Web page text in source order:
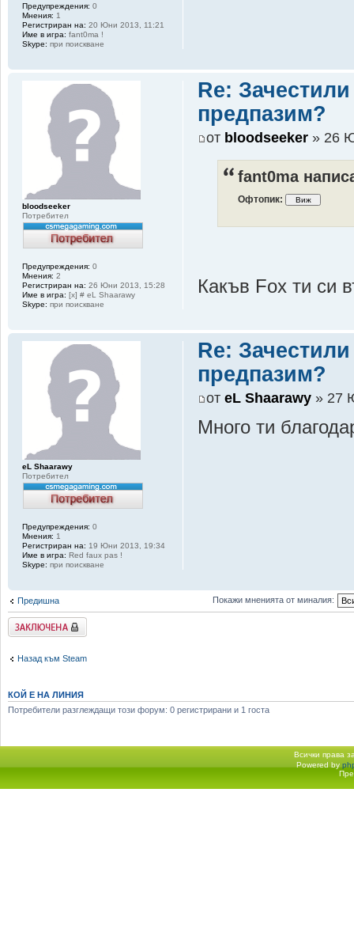
Предупреждения: 0
Мнения: 1
Регистриран на: 20 Юни 2013, 11:21
Име в игра: fant0ma !
Skype: при поискване
Re:
предпазим?
от bloodseeker » 26
fant0ma
Офтопик:
Какъв Fox ти си
bloodseeker
Потребител
Предупреждения: 0
Мнения: 2
Регистриран на: 26 Юни 2013, 15:28
Име в игра: [x] # eL Shaarawy
Skype: при поискване
Re:
предпазим?
отeL Shaarawy » 27
Много ти
eL Shaarawy
Потребител
Предупреждения: 0
Мнения: 1
Регистриран на: 19 Юни 2013, 19:34
Име в игра: Red faux pas !
Skype: при поискване
Предишна Покажи мненията от миналия:
Заключена
Назад към Steam
КОЙ Е НА ЛИНИЯ
Потребители разглеждащи този форум: 0 регистрирани и 1 госта
Всички права
Начало форум Powered by